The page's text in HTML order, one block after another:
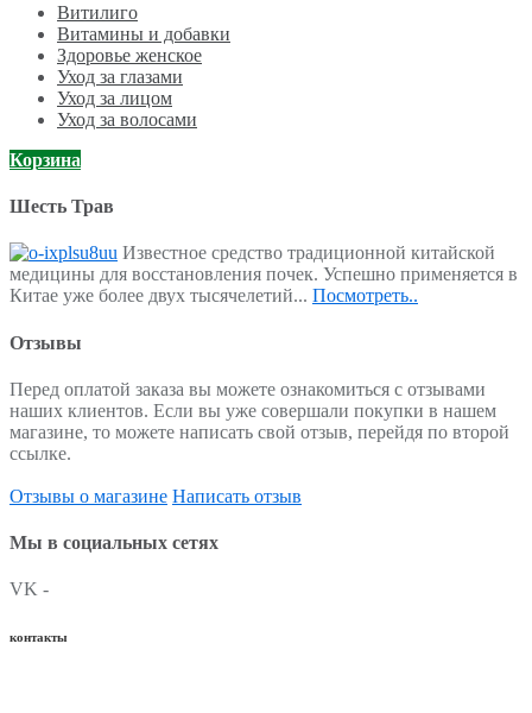
Витилиго
Витамины и добавки
Здоровье женское
Уход за глазами
Уход за лицом
Уход за волосами
Корзина
Шесть Трав
Известное средство традиционной китайской
медицины для восстановления почек. Успешно применяется в
Китае уже более двух тысячелетий... Посмотреть..
Отзывы
Перед оплатой заказа вы можете ознакомиться с отзывами
наших клиентов. Если вы уже совершали покупки в нашем
магазине, то можете написать свой отзыв, перейдя по второй
ссылке.
Отзывы о магазине Написать отзыв
Мы в социальных сетях
VK -
контакты